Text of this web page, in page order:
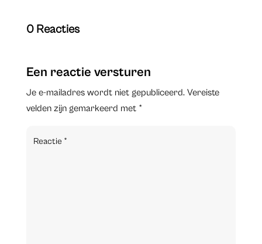
0 Reacties
Een reactie versturen
Je e-mailadres wordt niet gepubliceerd. Vereiste
velden zijn gemarkeerd met *